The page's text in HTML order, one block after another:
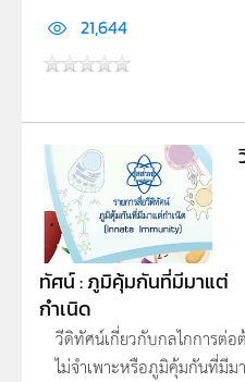
21,644
ทัศน์ : ภูมิคุ้มกันที่มีมาแต่
กำเนิด
วีดิทัศน์เกี่ยวกับกลไกการต่
ไม่จำเพาะหรือภูมิคุ้มกันที่มีม